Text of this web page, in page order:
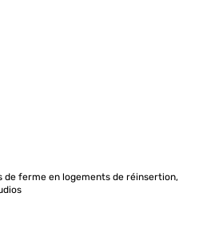
de ferme en logements de réinsertion,